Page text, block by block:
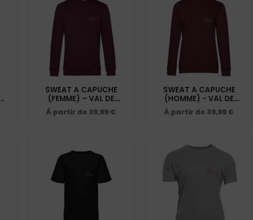
SWEAT A CAPUCHE
(FEMME) – VAL DE
CREUSE EQUITATION -
BCW34B
À partir de 39,99 €
SWEAT A CAPUCHE
(HOMME) - VAL DE
CREUSE EQUITATION -
BCU33B
À partir de 39,99 €